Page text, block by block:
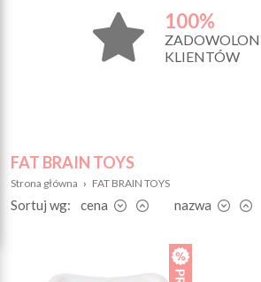
100%
KLIENTÓW
FAT BRAIN TOYS
Strona główna › FAT BRAIN TOYS
Sortuj wg: cena nazwa